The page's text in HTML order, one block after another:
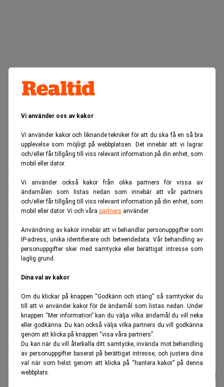
Vi använder oss av kakor
Vi använder kakor och liknande tekniker för att du ska få en så bra
upplevelse som möjligt på webbplatsen. Det innebär att vi lagrar
och/eller får tillgång till viss relevant information på din enhet, som
mobil eller dator.
Vi använder också kakor från olika partners för vissa av
ändamålen som listas nedan som innebär att vår partners
och/eller får tillgång till viss relevant information på din enhet, som
mobil eller dator. Vi och våra partners använder.
Användning av kakor innebär att vi behandlar personuppgifter som
IP-adress, unika identifierare och beteendedata. Vår behandling av
personuppgifter sker med samtycke eller berättigat intresse som
laglig grund.
Dina val av kakor
Om du klickar på knappen “Godkänn och stäng” så samtycker du
till att vi använder kakor för de ändamål som listas nedan. Under
knappen “Mer information” kan du välja vilka ändamål du vill neka
eller godkänna. Du kan också välja vilka partners du vill godkänna
genom att klicka på knappen “visa våra partners”.
Du kan när du vill återkalla ditt samtycke, invända mot behandling
av personuppgifter baserat på berättigat intresse, och justera dina
val när som helst genom att klicka på “hantera kakor” på denna
webbplats.
Deras uppgifter övertas av den kvarvarande säljdirektören
Richard Juhlin.
Vad har ni misslyckats med eftersom ni behöver sparka två
chefer?
– Ingenting. Det går mycket bra för oss just nu. Detta var
sista pusselbiten i den omorganisation som började med
att utnämna Calle Jansson till operativ chef i förra veckan.
Vi vill få den nya organisationen plattare och effektivare
därför har vi helt enkelt tagit bort ett led, säger Anders
Nilsson, vd för TV3.
Kommer de finnas kvar inom organisationen?
– Det vill jag inte kommentera. Vi för just nu en dialog
med båda två.
Realtid söker Lars Grafström, men får ingen kommentar
till det inträffade.
– Jag vill inte uttala mig angående detta just nu.
Läs mer från Realtid - vårt nyhetsbrev
är kostnadsfritt: